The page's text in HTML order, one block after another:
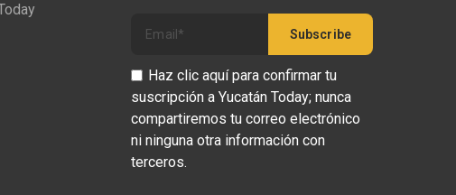
Haz clic aquí para confirmar tu
suscripción a Yucatán Today; nunca
compartiremos tu correo electrónico
ni ninguna otra información con
terceros.